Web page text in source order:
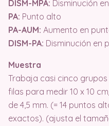
DISM-MPA: Disminución
PA: Punto alto
PA-AUM: Aumento en
DISM-PA: Disminución en
Muestra
Trabaja casi cinco grupos
filas para medir 10 x 10
de 4,5 mm. (= 14 puntos
exactos). (ajusta el